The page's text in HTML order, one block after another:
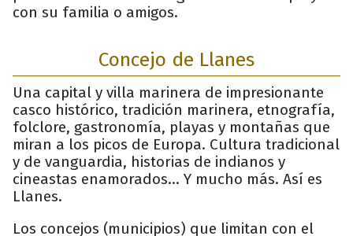
con su familia o amigos.
Concejo de Llanes
Una capital y villa marinera de impresionante
casco histórico, tradición marinera, etnografía,
folclore, gastronomía, playas y montañas que
miran a los picos de Europa. Cultura tradicional
y de vanguardia, historias de indianos y
cineastas enamorados... Y mucho más. Así es
Llanes.
Los concejos (municipios) que limitan con el